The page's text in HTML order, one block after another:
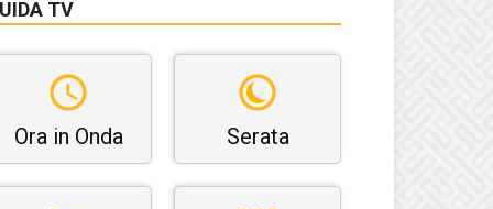
TV
Ora in Onda Serata